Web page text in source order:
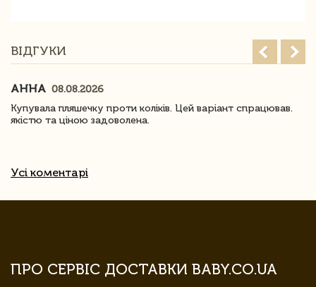
ВІДГУКИ
АННА 08.08.2026
Купувала пляшечку проти коліків. Цей варіант спрацював.
якістю та ціною задоволена.
Усі коментарі
ПРО СЕРВІС ДОСТАВКИ BABY.CO.UA